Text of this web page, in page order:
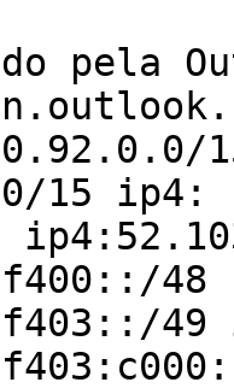
pela
15 ip4:
48
49